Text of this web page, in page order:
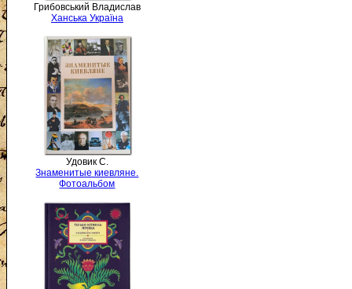
Грибовський Владислав
Ханська Україна
Удовик С.
Знаменитые киевляне.
Фотоальбом